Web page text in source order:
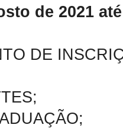
de 2021
DE